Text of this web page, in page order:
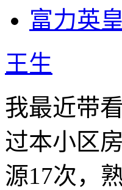
富力英
王生
我最近带看
过本小区房
源17次，